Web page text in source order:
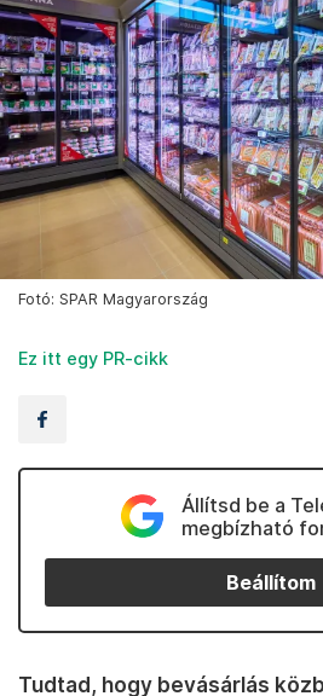
Fotó: SPAR Magyarország
Ez itt egy PR-cikk
Állítsd be a
megbízható
Beállítom
Tudtad, hogy bevásárlás